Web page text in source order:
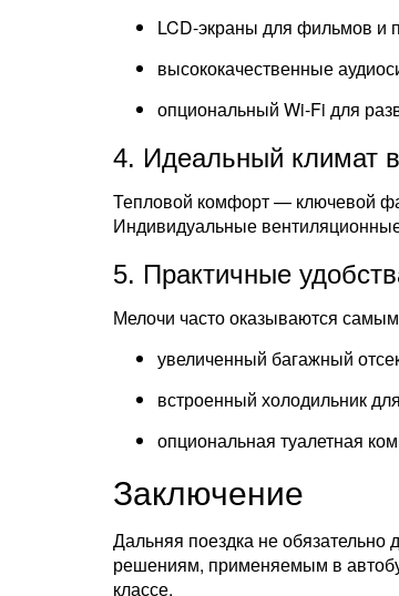
LCD-экраны для фильмов и
высококачественные
опциональный Wi-Fi для
4. Идеальный климат
Тепловой комфорт — ключевой
Индивидуальные
5. Практичные
Мелочи часто оказываются
увеличенный багажный
встроенный холодильник
опциональная туалетная
Заключение
Дальняя поездка не
решениям, применяемым в
классе.